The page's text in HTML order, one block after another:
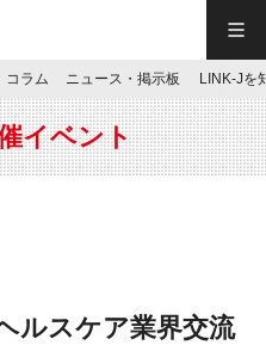
EN
コラム ニュース・掲示板 LINK-Jを
イベント
ルスケア業界交流